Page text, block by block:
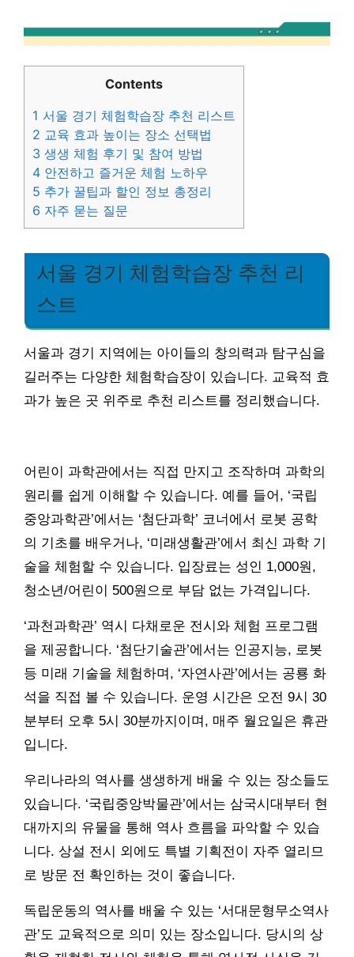
Contents
1 서울 경기 체험학습장 추천 리스트
2 교육 효과 높이는 장소 선택법
3 생생 체험 후기 및 참여 방법
4 안전하고 즐거운 체험 노하우
5 추가 꿀팁과 할인 정보 총정리
6 자주 묻는 질문
서울 경기 체험학습장 추천 리
스트
서울과 경기 지역에는 아이들의 창의력과 탐구심을
길러주는 다양한 체험학습장이 있습니다. 교육적 효
과가 높은 곳 위주로 추천 리스트를 정리했습니다.
어린이 과학관에서는 직접 만지고 조작하며 과학의
원리를 쉽게 이해할 수 있습니다. 예를 들어, ‘국립
중앙과학관’에서는 ‘첨단과학’ 코너에서 로봇 공학
의 기초를 배우거나, ‘미래생활관’에서 최신 과학 기
술을 체험할 수 있습니다. 입장료는 성인 1,000원,
청소년/어린이 500원으로 부담 없는 가격입니다.
‘과천과학관’ 역시 다채로운 전시와 체험 프로그램
을 제공합니다. ‘첨단기술관’에서는 인공지능, 로봇
등 미래 기술을 체험하며, ‘자연사관’에서는 공룡 화
석을 직접 볼 수 있습니다. 운영 시간은 오전 9시 30
분부터 오후 5시 30분까지이며, 매주 월요일은 휴관
입니다.
우리나라의 역사를 생생하게 배울 수 있는 장소들도
있습니다. ‘국립중앙박물관’에서는 삼국시대부터 현
대까지의 유물을 통해 역사 흐름을 파악할 수 있습
니다. 상설 전시 외에도 특별 기획전이 자주 열리므
로 방문 전 확인하는 것이 좋습니다.
독립운동의 역사를 배울 수 있는 ‘서대문형무소역사
관’도 교육적으로 의미 있는 장소입니다. 당시의 상